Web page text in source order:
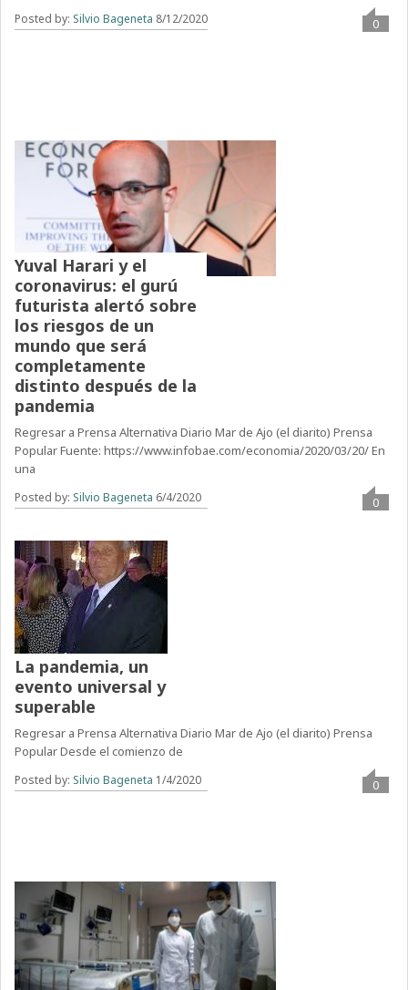
Posted by: Silvio Bageneta 8/12/2020 0
Yuval Harari y el
coronavirus: el gurú
futurista alertó sobre
los riesgos de un
mundo que será
completamente
distinto después de la
pandemia
Regresar a Prensa Alternativa Diario Mar de Ajo (el diarito) Prensa
Popular Fuente: https://www.infobae.com/economia/2020/03/20/ En
una
Posted by: Silvio Bageneta 6/4/2020 0
La pandemia, un
evento universal y
superable
Regresar a Prensa Alternativa Diario Mar de Ajo (el diarito) Prensa
Popular Desde el comienzo de
Posted by: Silvio Bageneta 1/4/2020 0